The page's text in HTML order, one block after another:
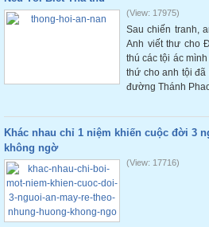
(View: 17975)
Sau chiến tranh,
Anh viết thư cho
thú các tội ác
thứ cho anh tội đã
đường Thánh
Khác nhau chỉ 1 niệm khiến cuộc đời 3
không ngờ
(View: 17716)